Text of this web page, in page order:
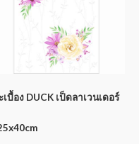
เบื้อง DUCK เป็ดลาเวนเดอร์